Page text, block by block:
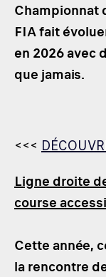
Championnat
FIA fait
en 2026 avec
que jamais.
<<<
Ligne droite
course
Cette année,
la rencontre